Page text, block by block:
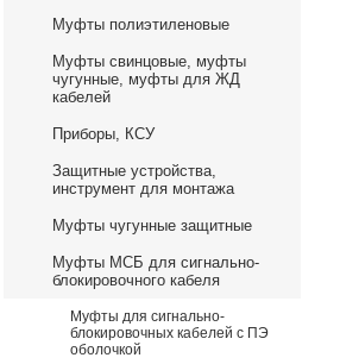
Муфты полиэтиленовые
Муфты свинцовые, муфты
чугунные, муфты для ЖД
кабелей
Приборы, КСУ
Защитные устройства,
инструмент для монтажа
Муфты чугунные защитные
Муфты МСБ для сигнально-
блокировочного кабеля
Муфты для сигнально-
блокировочных кабелей с ПЭ
оболочкой